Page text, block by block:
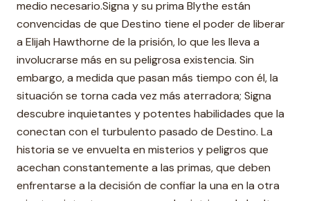
medio necesario.Signa y su prima Blythe están
convencidas de que Destino tiene el poder de liberar
a Elijah Hawthorne de la prisión, lo que les lleva a
involucrarse más en su peligrosa existencia. Sin
embargo, a medida que pasan más tiempo con él, la
situación se torna cada vez más aterradora; Signa
descubre inquietantes y potentes habilidades que la
conectan con el turbulento pasado de Destino. La
historia se ve envuelta en misterios y peligros que
acechan constantemente a las primas, que deben
enfrentarse a la decisión de confiar la una en la otra